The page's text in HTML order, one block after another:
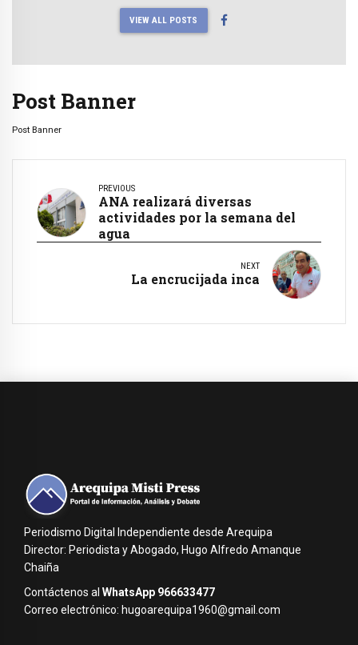
VIEW ALL POSTS
Post Banner
Post Banner
PREVIOUS
ANA realizará diversas
actividades por la semana del
agua
NEXT
La encrucijada inca
Periodismo Digital Independiente desde Arequipa
Director: Periodista y Abogado, Hugo Alfredo Amanque
Chaiña
Contáctenos al WhatsApp 966633477
Correo electrónico: hugoarequipa1960@gmail.com